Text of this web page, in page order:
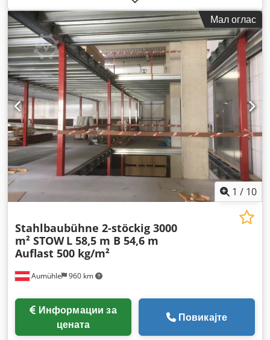
Мал оглас
1 / 10
Aumühle 960 km
Stahlbaubühne 2-stöckig 3000
m² STOW L 58,5 m B 54,6 m
Auflast 500 kg/m²
цената
Повикајте